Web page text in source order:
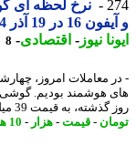
1404: نوسانات قیمتی بازار موبایل
نیوز-اقتصادی-8 ماه پیش - چهارشنبه 19 آذر 1404، 11:31
به قیمت 39 میلیون و 769 هزار تومان عرضه ...
-قیمت-هزار - 10 هزار تومان